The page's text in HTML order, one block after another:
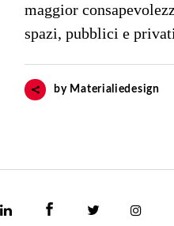
maggior
spazi, pubblici e
by Materialiedesign